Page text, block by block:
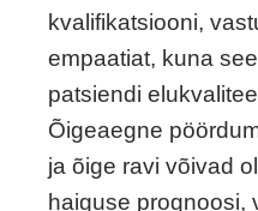
kvalifikatsiooni,
empaatiat, kuna
patsiendi
Õigeaegne
ja õige ravi võivad
haiguse prognoosi,